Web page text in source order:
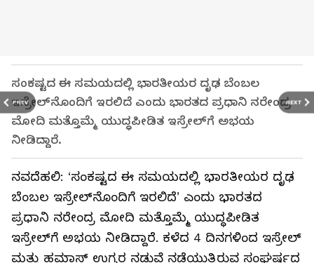
PREV NEXT
ಸಂಕಷ್ಟದ ಈ ಸಮಯದಲ್ಲಿ ಭಾರತೀಯರ ದೃಢ ಬೆಂಬಲ
ಇಸ್ರೇಲ್‌ನೊಂದಿಗೆ ಇರಲಿದೆ ಎಂದು ಭಾರತದ ಪ್ರಧಾನಿ ನರೇಂದ್ರ
ಮೋದಿ ಮತ್ತೊಮ್ಮೆ ಯುದ್ಧಪೀಡಿತ ಇಸ್ರೇಲ್‌ಗೆ ಅಭಯ
ನೀಡಿದ್ದಾರೆ.
ನವದೆಹಲಿ: ‘ಸಂಕಷ್ಟದ ಈ ಸಮಯದಲ್ಲಿ ಭಾರತೀಯರ ದೃಢ
ಬೆಂಬಲ ಇಸ್ರೇಲ್‌ನೊಂದಿಗೆ ಇರಲಿದೆ’ ಎಂದು ಭಾರತದ
ಪ್ರಧಾನಿ ನರೇಂದ್ರ ಮೋದಿ ಮತ್ತೊಮ್ಮೆ ಯುದ್ಧಪೀಡಿತ
ಇಸ್ರೇಲ್‌ಗೆ ಅಭಯ ನೀಡಿದ್ದಾರೆ. ಕಳೆದ 4 ದಿನಗಳಿಂದ ಇಸ್ರೇಲ್‌
ಮತ್ತು ಹಮಾಸ್‌ ಉಗ್ರರ ನಡುವೆ ನಡೆಯುತ್ತಿರುವ ಸಂಘರ್ಷದ